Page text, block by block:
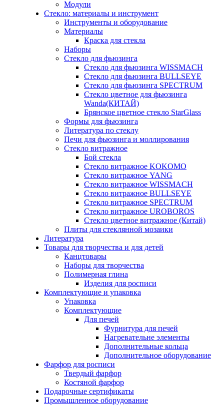
Модули
Стекло: материалы и инструмент
Инструменты и оборудование
Материалы
Краска для стекла
Наборы
Стекло для фьюзинга
Стекло для фьюзинга WISSMACH
Стекло для фьюзинга BULLSEYE
Стекло для фьюзинга SPECTRUM
Стекло цветное для фьюзинга
Wanda(КИТАЙ)
Брянское цветное стекло StarGlass
Формы для фьюзинга
Литература по стеклу
Печи для фьюзинга и моллирования
Стекло витражное
Бой стекла
Стекло витражное KOKOMO
Стекло витражное YANG
Стекло витражное WISSMACH
Стекло витражное BULLSEYE
Стекло витражное SPECTRUM
Стекло витражное UROBOROS
Стекло цветное витражное (Китай)
Плиты для стеклянной мозаики
Литература
Товары для творчества и для детей
Канцтовары
Наборы для творчества
Полимерная глина
Изделия для росписи
Комплектующие и упаковка
Упаковка
Комплектующие
Для печей
Фурнитура для печей
Нагревательне элементы
Дополнительные кольца
Дополнительное оборудование
Фарфор для росписи
Твердый фарфор
Костяной фарфор
Подарочные сертификаты
Промышленное оборудование